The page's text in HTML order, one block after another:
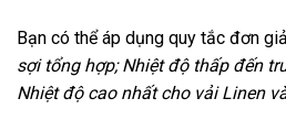
Bạn có thể áp dụng quy tắc đơn
sợi tổng hợp; Nhiệt độ thấp đến
Nhiệt độ cao nhất cho vải Linen